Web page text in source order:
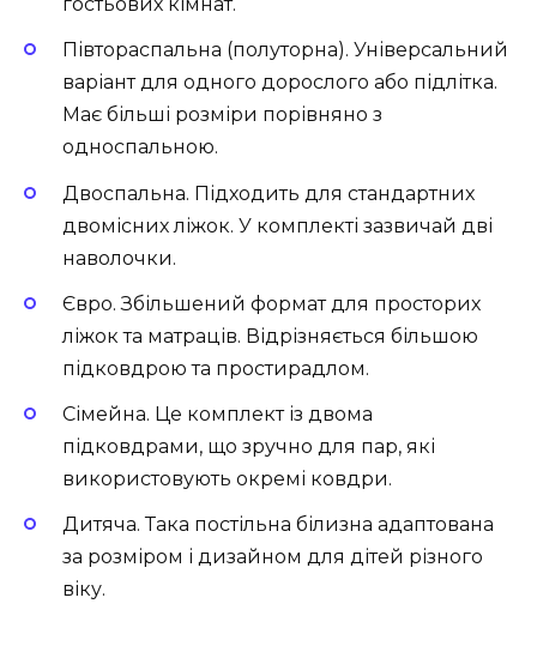
Півтораспальна (полуторна). Універсальний
варіант для одного дорослого або підлітка.
Має більші розміри порівняно з
односпальною.
Двоспальна. Підходить для стандартних
двомісних ліжок. У комплекті зазвичай дві
наволочки.
Євро. Збільшений формат для просторих
ліжок та матраців. Відрізняється більшою
підковдрою та простирадлом.
Сімейна. Це комплект із двома
підковдрами, що зручно для пар, які
використовують окремі ковдри.
Дитяча. Така постільна білизна адаптована
за розміром і дизайном для дітей різного
віку.